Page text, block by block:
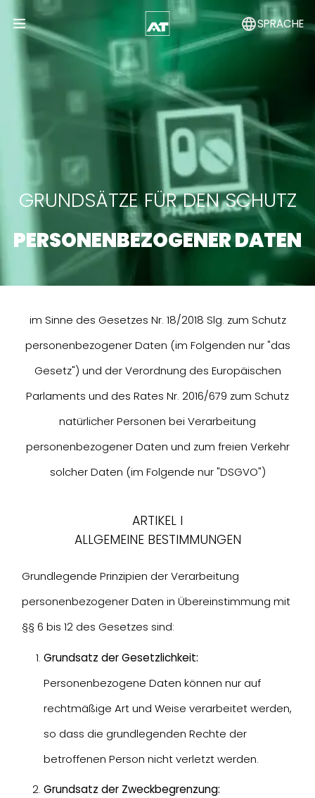
Open Menu SPRACHE
GRUNDSÄTZE FÜR DEN SCHUTZ
PERSONENBEZOGENER DATEN
im Sinne des Gesetzes Nr. 18/2018 Slg. zum Schutz
personenbezogener Daten (im Folgenden nur "das
Gesetz") und der Verordnung des Europäischen
Parlaments und des Rates Nr. 2016/679 zum Schutz
natürlicher Personen bei Verarbeitung
personenbezogener Daten und zum freien Verkehr
solcher Daten (im Folgende nur "DSGVO")
ARTIKEL I
ALLGEMEINE BESTIMMUNGEN
Grundlegende Prinzipien der Verarbeitung
personenbezogener Daten in Übereinstimmung mit
§§ 6 bis 12 des Gesetzes sind:
Grundsatz der Gesetzlichkeit:
Personenbezogene Daten können nur auf
rechtmäßige Art und Weise verarbeitet werden,
so dass die grundlegenden Rechte der
betroffenen Person nicht verletzt werden.
Grundsatz der Zweckbegrenzung: